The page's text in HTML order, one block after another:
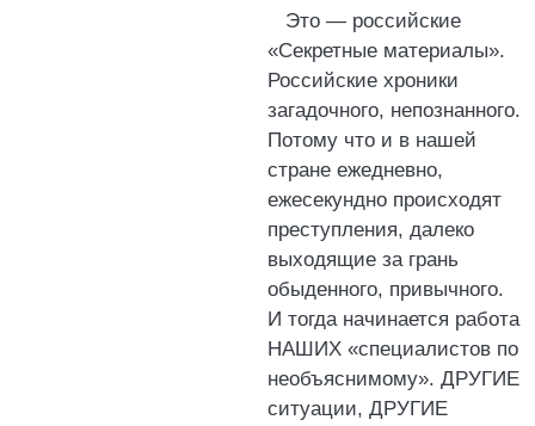
Это — российские
«Секретные материалы».
Российские хроники
загадочного, непознанного.
Потому что и в нашей
стране ежедневно,
ежесекундно происходят
преступления, далеко
выходящие за грань
обыденного, привычного.
И тогда начинается работа
НАШИХ «специалистов по
необъяснимому». ДРУГИЕ
ситуации, ДРУГИЕ